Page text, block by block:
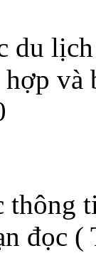
thông
đọc